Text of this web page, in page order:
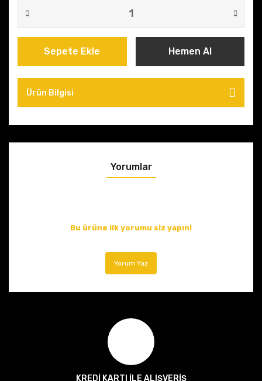
Sepete Ekle Hemen Al
Ürün Bilgisi
Yorumlar
Bu ürüne ilk yorumu siz yapın!
Yorum Yaz
KREDİ KARTI İLE ALIŞVERİŞ